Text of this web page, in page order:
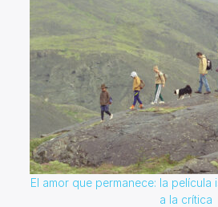
El amor que permanece: la
a la crítica